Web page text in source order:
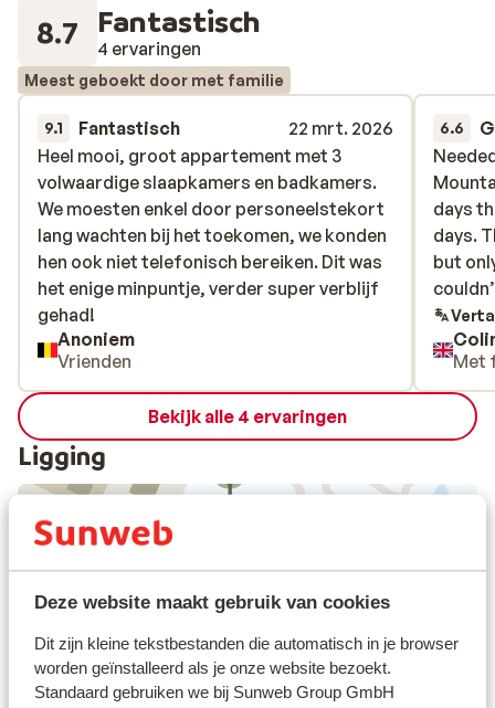
Deze website maakt gebruik van cookies
Dit zijn kleine tekstbestanden die automatisch in je browser
worden geïnstalleerd als je onze website bezoekt.
Standaard gebruiken we bij Sunweb Group GmbH
8.7 Fantastisch
4 ervaringen
Meest geboekt door met familie
9.1 Fantastisch
22 mrt. 2026
Heel mooi, groot appartement met 3
volwaardige slaapkamers en badkamers.
We moesten enkel door personeelstekort
lang wachten bij het toekomen, we konden
hen ook niet telefonisch bereiken. Dit was
het enige minpuntje, verder super verblijf
gehad!
Heel mooi, groot appartement met 3
volwaardige slaapkamers en badkamers.
We moesten enkel door personeelstekort
lang wachten bij het toekomen, we konden
hen ook niet telefonisch bereiken. Dit was
het enige minpuntje, verder super verblijf
gehad!
Anoniem
Vrienden
6.6
days
days.
but
days
days.
but
Met
Bekijk alle 4 ervaringen
Ligging